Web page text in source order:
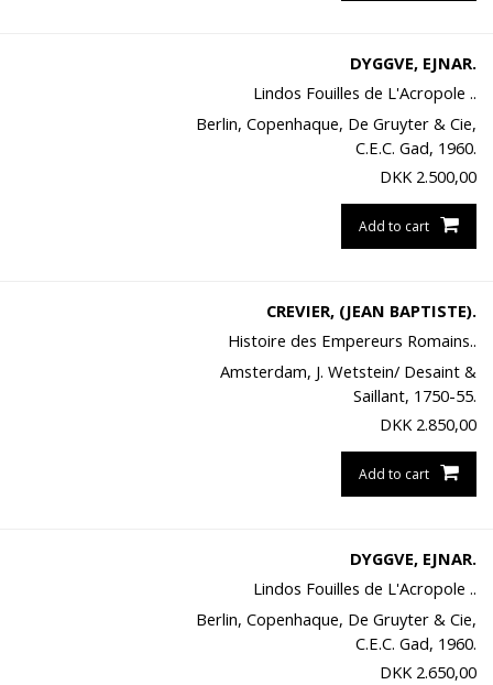
DYGGVE, EJNAR.
Lindos Fouilles de L'Acropole ..
Berlin, Copenhaque, De Gruyter & Cie,
C.E.C. Gad, 1960.
DKK 2.500,00
Add to cart
CREVIER, (JEAN BAPTISTE).
Histoire des Empereurs Romains..
Amsterdam, J. Wetstein/ Desaint &
Saillant, 1750-55.
DKK 2.850,00
Add to cart
DYGGVE, EJNAR.
Lindos Fouilles de L'Acropole ..
Berlin, Copenhaque, De Gruyter & Cie,
C.E.C. Gad, 1960.
DKK 2.650,00